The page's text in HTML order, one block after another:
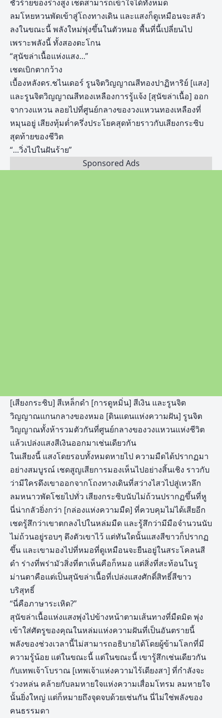
ชั่วร้ายของร่างสูง เชดสามารถเข้าใจได้ทั้งหมด
ลมโหยหวนพัดเข้าสู่โถงทางเดิน และแสงก็ดูเหมือนจะสลัว
ลงในขณะนี้ พลังใหม่พุ่งขึ้นในตัวหมอ พื้นที่นี้เปลี่ยนไป
เพราะพลังนี้ ทั้งสองตะโกน
“สุนัขล่าเนื้อแห่งแสง…”
เชดเบิกตากว้าง
เบื้องหลังดร.ชไนเดอร์ รูนจิตวิญญาณสีทองปาฏิหาริย์ [แสง]
และรูนจิตวิญญาณสีทองเหลืองการรู้แจ้ง [สุนัขล่าเนื้อ] ออก
จากวงแหวน ลอยไปที่ศูนย์กลางของวงแหวนทองเหลืองที่
หมุนอยู่ เสียงทุ้มต่ำครึ่งประโยคสุดท้ายราวกับเสียงกระซิบ
สุดท้ายของชีวิต
“…วิ่งไปในฝันร้าย”
Sponsored Ads
[เสียงกระซิบ] สีเหล็กดำ [การดูหมิ่น] สีเงิน และรูนจิต
วิญญาณแกนกลางของหมอ [ดินแดนแห่งความฝัน] รูนจิต
วิญญาณทั้งห้ารวมตัวกันที่ศูนย์กลางของวงแหวนแห่งชีวิต
แล้วเปล่งแสงสีเงินออกมาเช่นเดียวกัน
ในเสียงนี้ แสงโดยรอบทั้งหมดหายไป ความมืดได้ปรากฏมา
อย่างสมบูรณ์ เชดสูญเสียการมองเห็นไปอย่างสิ้นเชิง ราวกับ
ว่ามีใครดึงเขาออกจากโถงทางเดินที่สว่างไสวไปสู่เหวลึก
ลมหนาวพัดโชยไปทั่ว เสียงกระซิบนับไม่ถ้วนปรากฏขึ้นที่หู
นี่น่ากลัวยิ่งกว่า [กล่องแห่งความมืด] ที่ควบคุมไม่ได้เสียอีก
เชดรู้สึกว่าเขาตกลงไปในหล่มมืด และรู้สึกว่ามีมือจำนวนนับ
ไม่ถ้วนอยู่รอบๆ ดึงตัวเขาไว้ แต่ทันใดนั้นแสงสีขาวก็ปรากฏ
ขึ้น และเขามองไปที่หมอที่ดูเหมือนจะยืนอยู่ในสระโคลนสี
ดำ ร่างที่พร่ามัวสิ่งที่ตาเห็นคือก็หมอ แต่สิ่งที่สะท้อนในรู
ม่านตาคือแต่เป็นสุนัขล่าเนื้อที่เปล่งแสงศักดิ์สิทธิ์สีขาว
บริสุทธิ์
“นี่คือภาษาระเหิด?”
สุนัขล่าเนื้อแห่งแสงพุ่งไปข้างหน้าตามเส้นทางที่มืดมิด พุ่ง
เข้าใส่ศัตรูของคุณในหล่มแห่งความฝันที่เป็นอันตรายนี้
พลังของช่วงเวลานี้ไม่สามารถอธิบายได้โดยผู้ข้ามโลกที่มี
ความรู้น้อย แต่ในขณะนี้ แต่ในขณะนี้ เขารู้สึกเช่นเดียวกัน
กับเทพเจ้าโบราณ [เทพเจ้าแห่งความไร้เดียงสา] ที่กำลังจะ
ร่วงหล่น คล้ายกับลมหายใจแห่งความเสื่อมโทรม ลมหายใจ
นั้นยิ่งใหญ่ แต่ก็หมายถึงจุดจบด้วยเช่นกัน นี่ไม่ใช่พลังของ
คนธรรมดา